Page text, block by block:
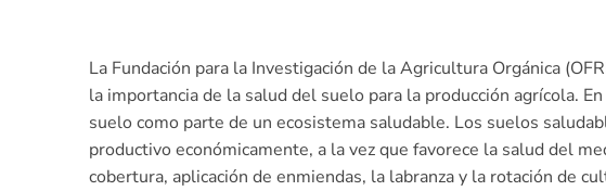
La Fundación para la Investigación de la Agricultura Orgánica
la importancia de la salud del suelo para la producción agrícola.
suelo como parte de un ecosistema saludable. Los suelos
productivo económicamente, a la vez que favorece la salud del
cobertura, aplicación de enmiendas, la labranza y la rotación de